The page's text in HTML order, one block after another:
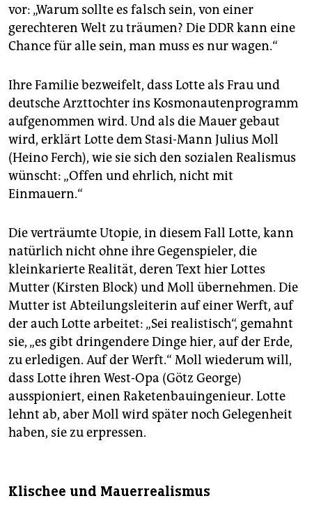
vor: „Warum sollte es falsch sein, von einer
gerechteren Welt zu träumen? Die DDR kann eine
Chance für alle sein, man muss es nur wagen.“
Ihre Familie bezweifelt, dass Lotte als Frau und
deutsche Arzttochter ins Kosmonautenprogramm
aufgenommen wird. Und als die Mauer gebaut
wird, erklärt Lotte dem Stasi-Mann Julius Moll
(Heino Ferch), wie sie sich den sozialen Realismus
wünscht: „Offen und ehrlich, nicht mit
Einmauern.“
Die verträumte Utopie, in diesem Fall Lotte, kann
natürlich nicht ohne ihre Gegenspieler, die
kleinkarierte Realität, deren Text hier Lottes
Mutter (Kirsten Block) und Moll übernehmen. Die
Mutter ist Abteilungsleiterin auf einer Werft, auf
der auch Lotte arbeitet: „Sei realistisch“, gemahnt
sie, „es gibt dringendere Dinge hier, auf der Erde,
zu erledigen. Auf der Werft.“ Moll wiederum will,
dass Lotte ihren West-Opa (Götz George)
ausspioniert, einen Raketenbauingenieur. Lotte
lehnt ab, aber Moll wird später noch Gelegenheit
haben, sie zu erpressen.
Klischee und Mauerrealismus